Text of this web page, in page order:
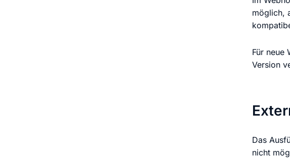
möglich,
Für neue
Version
Das
nicht